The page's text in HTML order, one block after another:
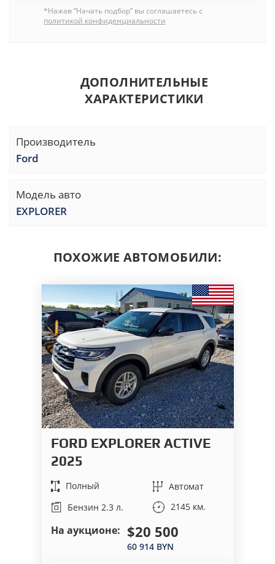
*Нажав “Начать подбор” вы соглашаетесь с
политикой конфиденциальности
ДОПОЛНИТЕЛЬНЫЕ
ХАРАКТЕРИСТИКИ
Производитель
Ford
Модель авто
EXPLORER
ПОХОЖИЕ АВТОМОБИЛИ:
FORD EXPLORER ACTIVE
2025
Полный
Автомат
Бензин 2.3 л.
2145 км.
На аукционе: $20 500
60 914 BYN